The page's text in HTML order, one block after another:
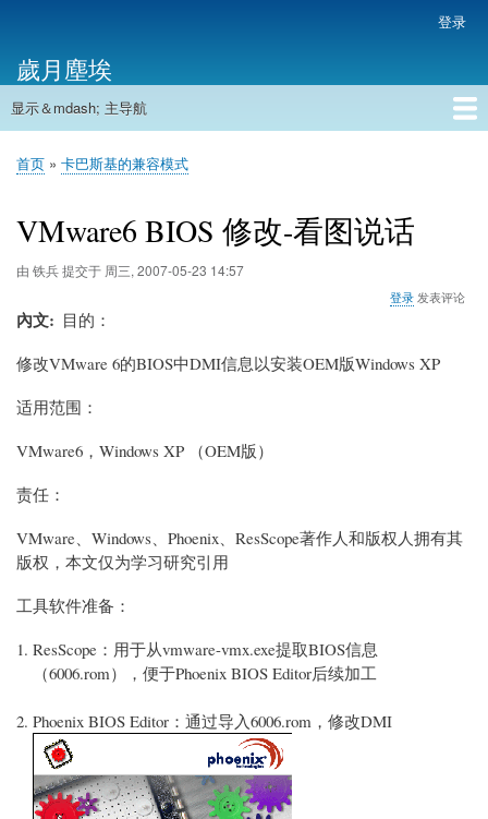
主
内
帐
户
菜
单
登录
歲月塵埃
主
航
显示＆mdash; 主导航
首页
面
屑
首页 卡巴斯基的兼容模式
VMware6 BIOS 修改-看图说话
由 铁兵提交于 周三, 2007-05-23 14:57
登录 发表评论
內文
目的：
修改VMware 6的BIOS中DMI信息以安装OEM版Windows XP
适用范围：
VMware6，Windows XP （OEM版）
责任：
VMware、Windows、Phoenix、ResScope著作人和版权人拥有其
版权，本文仅为学习研究引用
工具软件准备：
ResScope：用于从vmware-vmx.exe提取BIOS信息
（6006.rom），便于Phoenix BIOS Editor后续加工
Phoenix BIOS Editor：通过导入6006.rom，修改DMI